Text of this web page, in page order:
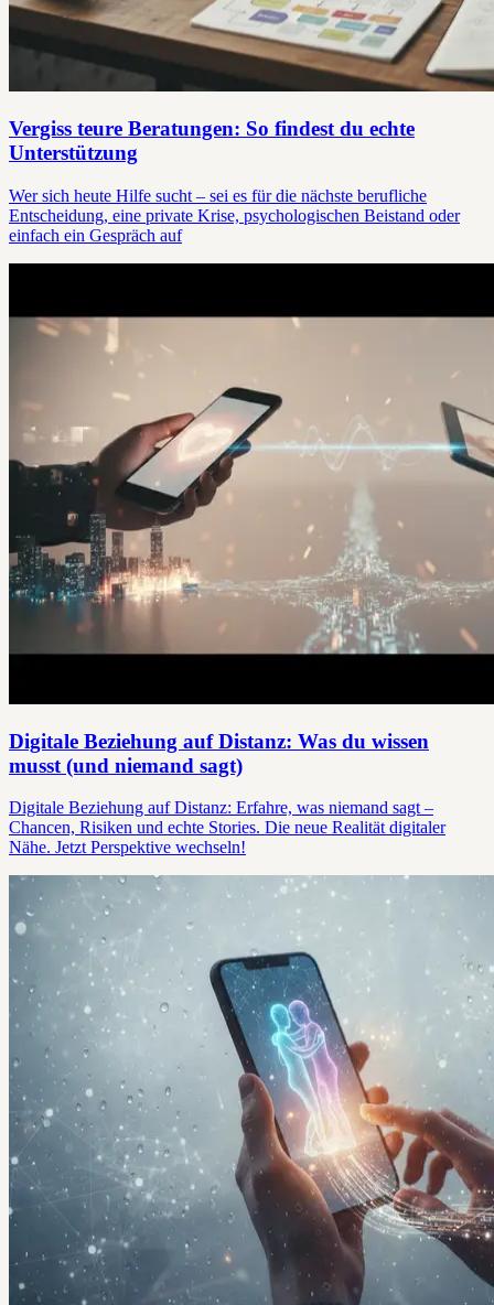
Vergiss teure Beratungen: So findest du echte
Unterstützung
Wer sich heute Hilfe sucht – sei es für die nächste berufliche
Entscheidung, eine private Krise, psychologischen Beistand oder
einfach ein Gespräch auf
Digitale Beziehung auf Distanz: Was du wissen
musst (und niemand sagt)
Digitale Beziehung auf Distanz: Erfahre, was niemand sagt –
Chancen, Risiken und echte Stories. Die neue Realität digitaler
Nähe. Jetzt Perspektive wechseln!